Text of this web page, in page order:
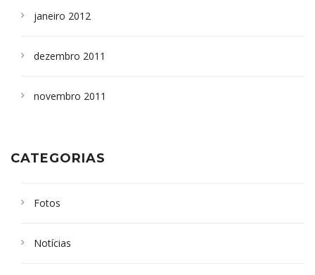
janeiro 2012
dezembro 2011
novembro 2011
CATEGORIAS
Fotos
Notícias